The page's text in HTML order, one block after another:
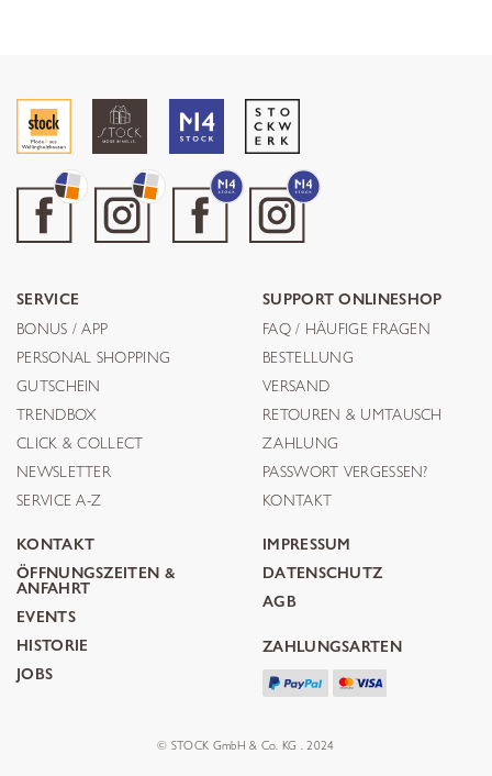
SERVICE
BONUS / APP
PERSONAL SHOPPING
GUTSCHEIN
TRENDBOX
CLICK & COLLECT
NEWSLETTER
SERVICE A-Z
SUPPORT ONLINESHOP
FAQ / HÄUFIGE FRAGEN
BESTELLUNG
VERSAND
RETOUREN & UMTAUSCH
ZAHLUNG
PASSWORT VERGESSEN?
KONTAKT
KONTAKT
ÖFFNUNGSZEITEN &
ANFAHRT
EVENTS
HISTORIE
JOBS
IMPRESSUM
DATENSCHUTZ
AGB
ZAHLUNGSARTEN
© STOCK GmbH & Co. KG . 2024